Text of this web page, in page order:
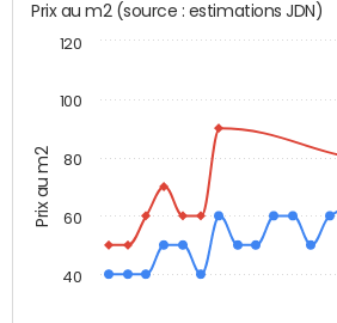
Prix au m2
Prix au m2 (source : estimations JDN)
40
60
80
100
120